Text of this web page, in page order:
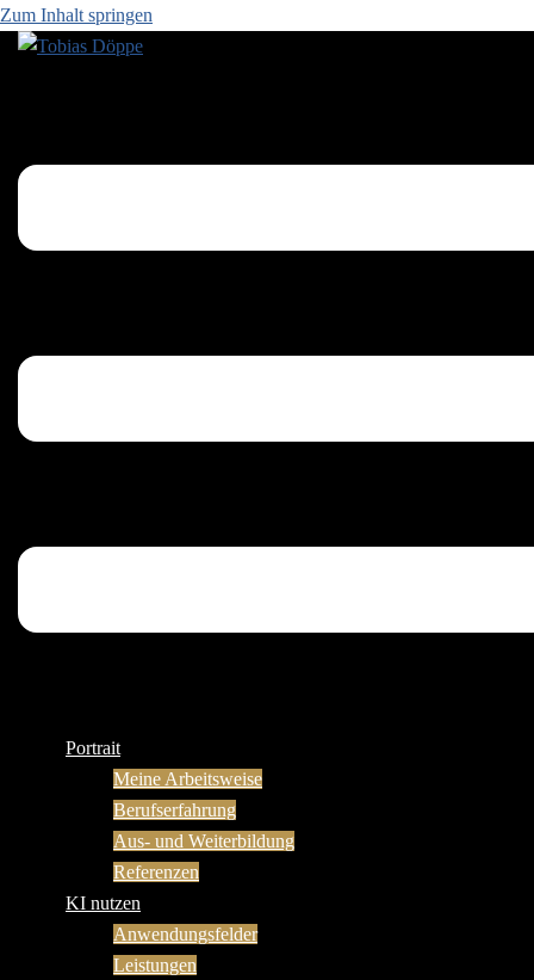
Zum Inhalt springen
Portrait
Meine Arbeitsweise
Berufserfahrung
Aus- und Weiterbildung
Referenzen
KI nutzen
Anwendungsfelder
Leistungen